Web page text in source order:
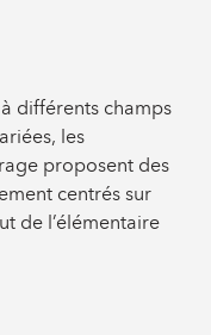
différents champs
les
proposent des
centrés sur
de l’élémentaire